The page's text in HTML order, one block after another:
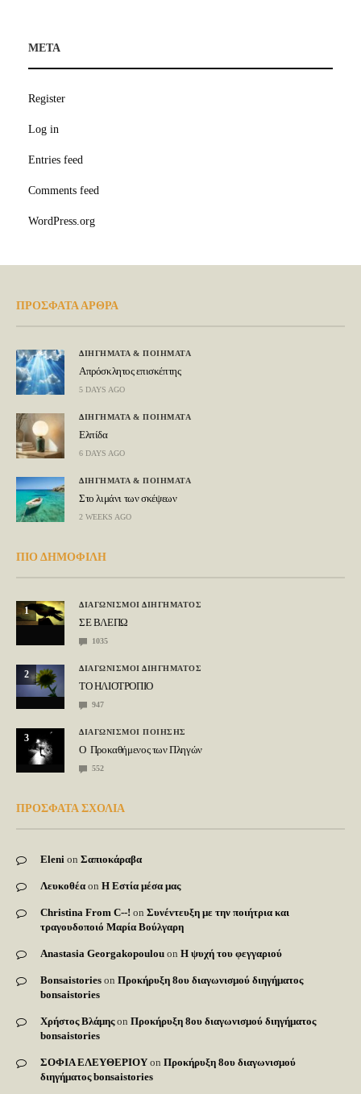
META
Register
Log in
Entries feed
Comments feed
WordPress.org
ΠΡΟΣΦΑΤΑ ΑΡΘΡΑ
ΔΙΗΓΗΜΑΤΑ & ΠΟΙΗΜΑΤΑ
Απρόσκλητος επισκέπτης
5 DAYS AGO
ΔΙΗΓΗΜΑΤΑ & ΠΟΙΗΜΑΤΑ
Ελπίδα
6 DAYS AGO
ΔΙΗΓΗΜΑΤΑ & ΠΟΙΗΜΑΤΑ
Στο λιμάνι των σκέψεων
2 WEEKS AGO
ΠΙΟ ΔΗΜΟΦΙΛΗ
1
ΔΙΑΓΩΝΙΣΜΟΙ ΔΙΗΓΗΜΑΤΟΣ
ΣΕ ΒΛΕΠΩ
1035
2
ΔΙΑΓΩΝΙΣΜΟΙ ΔΙΗΓΗΜΑΤΟΣ
ΤΟ ΗΛΙΟΤΡΟΠΙΟ
947
3
ΔΙΑΓΩΝΙΣΜΟΙ ΠΟΙΗΣΗΣ
Ο Προκαθήμενος των Πληγών
552
ΠΡΟΣΦΑΤΑ ΣΧΟΛΙΑ
Eleni on Σαπιοκάραβα
Λευκοθέα on Η Εστία μέσα μας
Christina From C--! on Συνέντευξη με την ποιήτρια και
τραγουδοποιό Μαρία Βούλγαρη
Anastasia Georgakopoulou on Η ψυχή του φεγγαριού
Bonsaistories on Προκήρυξη 8ου διαγωνισμού διηγήματος
bonsaistories
Χρήστος Βλάμηςon Προκήρυξη 8ου διαγωνισμού διηγήματος
bonsaistories
ΣΟΦΙΑ ΕΛΕΥΘΕΡΙΟΥ on Προκήρυξη 8ου διαγωνισμού
διηγήματος bonsaistories